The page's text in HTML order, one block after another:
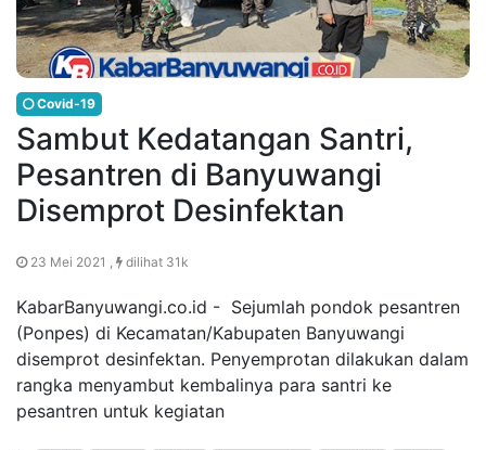
Covid-19
Sambut Kedatangan Santri,
Pesantren di Banyuwangi
Disemprot Desinfektan
23 Mei 2021 , dilihat 31k
KabarBanyuwangi.co.id - Sejumlah pondok pesantren
(Ponpes) di Kecamatan/Kabupaten Banyuwangi
disemprot desinfektan. Penyemprotan dilakukan dalam
rangka menyambut kembalinya para santri ke
pesantren untuk kegiatan